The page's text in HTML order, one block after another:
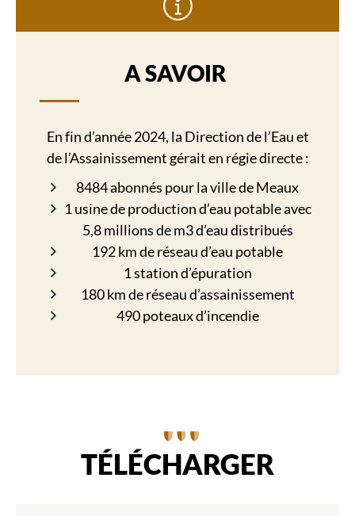
A SAVOIR
En fin d’année 2024, la Direction de l’Eau et
de l’Assainissement gérait en régie directe :
8484 abonnés pour la ville de Meaux
1 usine de production d’eau potable avec
5,8 millions de m3 d’eau distribués
192 km de réseau d’eau potable
1 station d’épuration
180 km de réseau d’assainissement
490 poteaux d’incendie
TÉLÉCHARGER